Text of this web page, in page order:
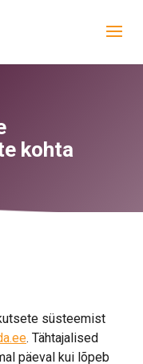
kohta
süsteemist
. Tähtajalised
päeval kui lõpeb